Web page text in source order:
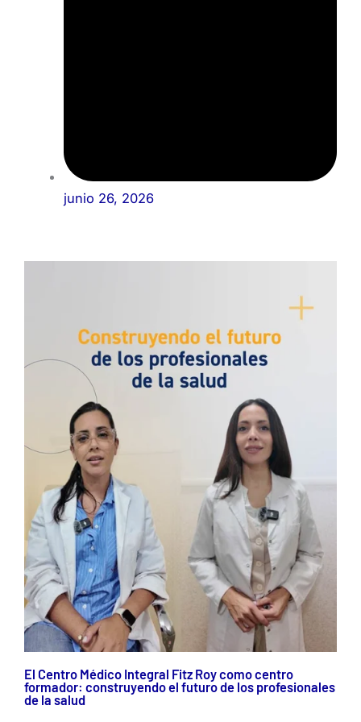
junio 26, 2026
El Centro Médico Integral Fitz Roy como centro
formador: construyendo el futuro de los profesionales
de la salud